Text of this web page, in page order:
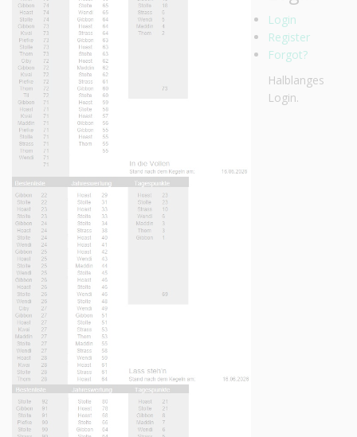
Login
Register
Forgot?
Halblanges
Login.